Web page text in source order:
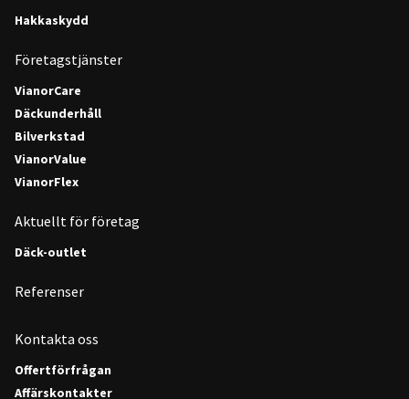
Hakkaskydd
Företagstjänster
VianorCare
Däckunderhåll
Bilverkstad
VianorValue
VianorFlex
Aktuellt för företag
Däck-outlet
Referenser
Kontakta oss
Offertförfrågan
Affärskontakter